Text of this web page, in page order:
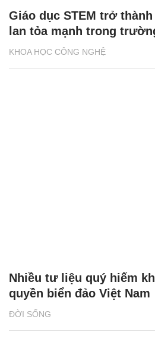
KHOA HỌC CÔNG NGHỆ
Giáo dục STEM trở
lan tỏa mạnh trong
ĐỜI SỐNG
Nhiều tư liệu quý hiếm
quyền biển đảo Việt Nam